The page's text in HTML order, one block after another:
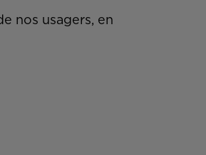
nos usagers, en